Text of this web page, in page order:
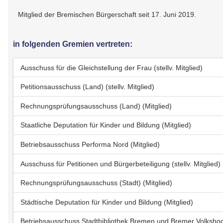
Mitglied der Bremischen Bürgerschaft seit 17. Juni 2019.
in folgenden Gremien vertreten:
Ausschuss für die Gleichstellung der Frau (stellv. Mitglied)
Petitionsausschuss (Land) (stellv. Mitglied)
Rechnungsprüfungsausschuss (Land) (Mitglied)
Staatliche Deputation für Kinder und Bildung (Mitglied)
Betriebsausschuss Performa Nord (Mitglied)
Ausschuss für Petitionen und Bürgerbeteiligung (stellv. Mitglied)
Rechnungsprüfungsausschuss (Stadt) (Mitglied)
Städtische Deputation für Kinder und Bildung (Mitglied)
Betriebsausschuss Stadtbibliothek Bremen und Bremer